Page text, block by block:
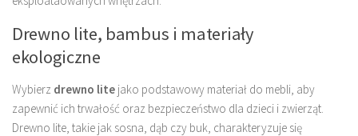
Drewno lite, bambus i materiały
ekologiczne
Wybierz drewno lite jako podstawowy materiał do mebli, aby
zapewnić ich trwałość oraz bezpieczeństwo dla dzieci i zwierząt.
Drewno lite, takie jak sosna, dąb czy buk, charakteryzuje się